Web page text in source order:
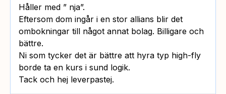
Håller med ” nja”.
Eftersom dom ingår i en stor allians blir det
ombokningar till något annat bolag. Billigare och
bättre.
Ni som tycker det är bättre att hyra typ high-fly
borde ta en kurs i sund logik.
Tack och hej leverpastej.